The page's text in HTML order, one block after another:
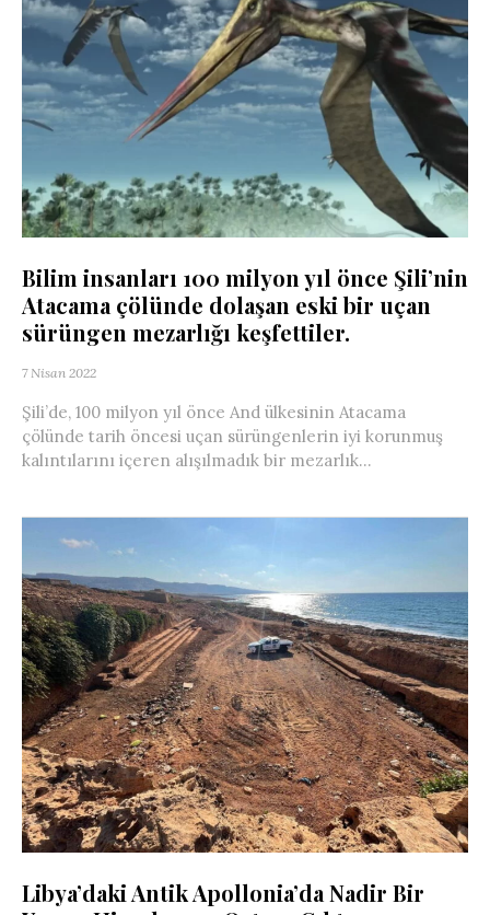
Bilim insanları 100 milyon yıl önce Şili’nin
Atacama çölünde dolaşan eski bir uçan
sürüngen mezarlığı keşfettiler.
7 Nisan 2022
Şili’de, 100 milyon yıl önce And ülkesinin Atacama
çölünde tarih öncesi uçan sürüngenlerin iyi korunmuş
kalıntılarını içeren alışılmadık bir mezarlık...
Libya’daki Antik Apollonia’da Nadir Bir